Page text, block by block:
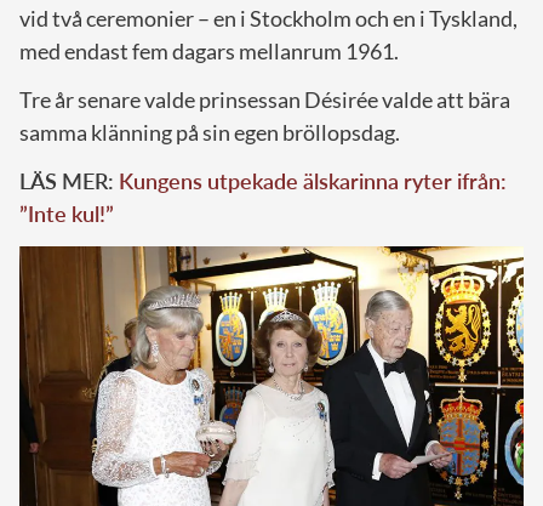
vid två ceremonier – en i Stockholm och en i Tyskland,
med endast fem dagars mellanrum 1961.
Tre år senare valde prinsessan Désirée valde att bära
samma klänning på sin egen bröllopsdag.
LÄS MER: Kungens utpekade älskarinna ryter ifrån:
”Inte kul!”